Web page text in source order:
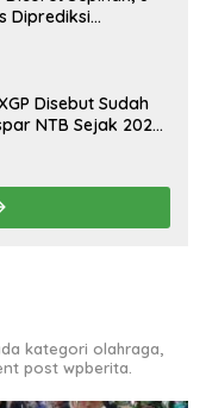
Diprediksi
Disebut Sudah
NTB Sejak 2024,
kategori olahraga,
post wpberita.